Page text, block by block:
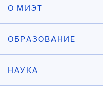
О МИЭТ
ОБРАЗОВАНИЕ
НАУКА